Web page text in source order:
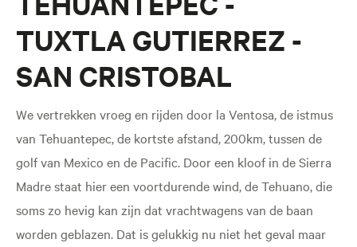
TUXTLA GUTIERREZ -
SAN CRISTOBAL
We vertrekken vroeg en rijden door la Ventosa, de istmus
van Tehuantepec, de kortste afstand, 200km, tussen de
golf van Mexico en de Pacific. Door een kloof in de Sierra
Madre staat hier een voortdurende wind, de Tehuano, die
soms zo hevig kan zijn dat vrachtwagens van de baan
worden geblazen. Dat is gelukkig nu niet het geval maar